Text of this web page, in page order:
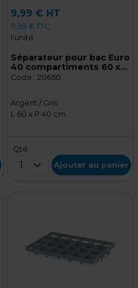
9,99 € HT
11,99 € TTC
l'unité
Séparateur pour bac Euro
40 compartiments 60 x
40 cm gris argenté
Code : 20650
Argent / Gris
L 60 x P 40 cm
Qté
1 Ajouter au panier